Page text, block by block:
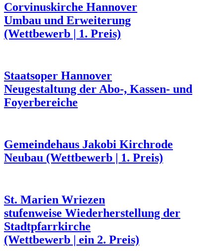
Corvinuskirche Hannover
Umbau und Erweiterung
(Wettbewerb | 1. Preis)
Staatsoper Hannover
Neugestaltung der Abo-, Kassen- und
Foyerbereiche
Gemeindehaus Jakobi Kirchrode
Neubau (Wettbewerb | 1. Preis)
St. Marien Wriezen
stufenweise Wiederherstellung der
Stadtpfarrkirche
(Wettbewerb | ein 2. Preis)